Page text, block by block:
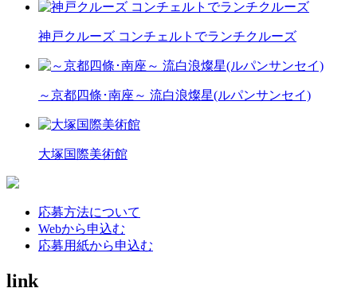
神戸クルーズ コンチェルトでランチクルーズ
～京都四條･南座～ 流白浪燦星(ルパンサンセイ)
大塚国際美術館
応募方法について
Webから申込む
応募用紙から申込む
link